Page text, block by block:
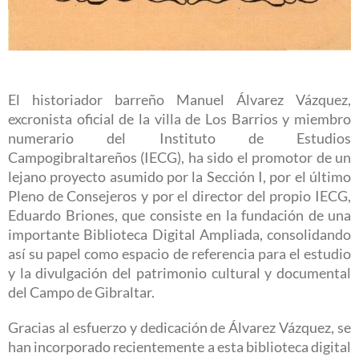
El historiador barreño Manuel Álvarez Vázquez,
excronista oficial de la villa de Los Barrios y miembro
numerario del Instituto de Estudios
Campogibraltareños (IECG), ha sido el promotor de un
lejano proyecto asumido por la Sección I, por el último
Pleno de Consejeros y por el director del propio IECG,
Eduardo Briones, que consiste en la fundación de una
importante Biblioteca Digital Ampliada, consolidando
así su papel como espacio de referencia para el estudio
y la divulgación del patrimonio cultural y documental
del Campo de Gibraltar.
Gracias al esfuerzo y dedicación de Álvarez Vázquez, se
han incorporado recientemente a esta biblioteca digital